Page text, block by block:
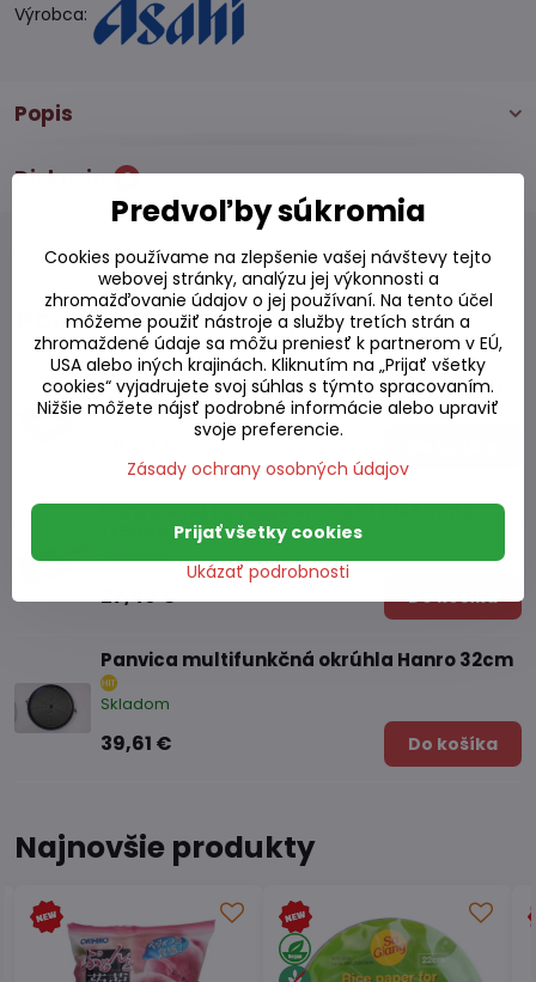
Výrobca:
Popis
Diskusia 0
Podobné produkty
Panvica Tamago na indukciu 22cm x 23cm
Skladom
Panvica na tamago omeletu (235mm x
175mm)
Skladom
27,40 € Do košíka
Panvica multifunkčná okrúhla Hanro 32cm
Skladom
39,61 € Do košíka
Najnovšie produkty
Predvoľby súkromia
Cookies používame na zlepšenie vašej návštevy tejto
webovej stránky, analýzu jej výkonnosti a
zhromažďovanie údajov o jej používaní. Na tento účel
môžeme použiť nástroje a služby tretích strán a
zhromaždené údaje sa môžu preniesť k partnerom v EÚ,
USA alebo iných krajinách. Kliknutím na „Prijať všetky
cookies“ vyjadrujete svoj súhlas s týmto spracovaním.
Nižšie môžete nájsť podrobné informácie alebo upraviť
svoje preferencie.
Zásady ochrany osobných údajov
Ukázať podrobnosti
Prijať všetky cookies